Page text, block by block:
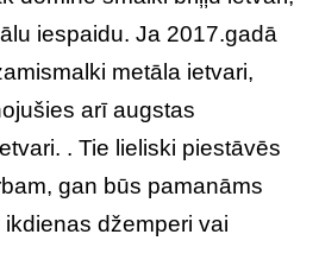
iespaidu. Ja 2017.gadā
metāla ietvari,
arī augstas
. Tie lieliski piestāvēs
gan būs pamanāms
džemperi vai